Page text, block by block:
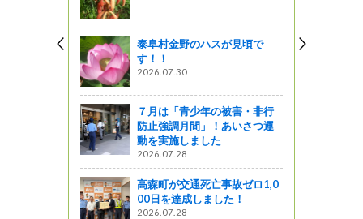
泰阜村金野のハスが見頃で
す！！
2026.07.30
７月は「青少年の被害・非行
防止強調月間」！あいさつ運
動を実施しました
2026.07.28
高森町が交通死亡事故ゼロ1,0
00日を達成しました！
2026.07.28